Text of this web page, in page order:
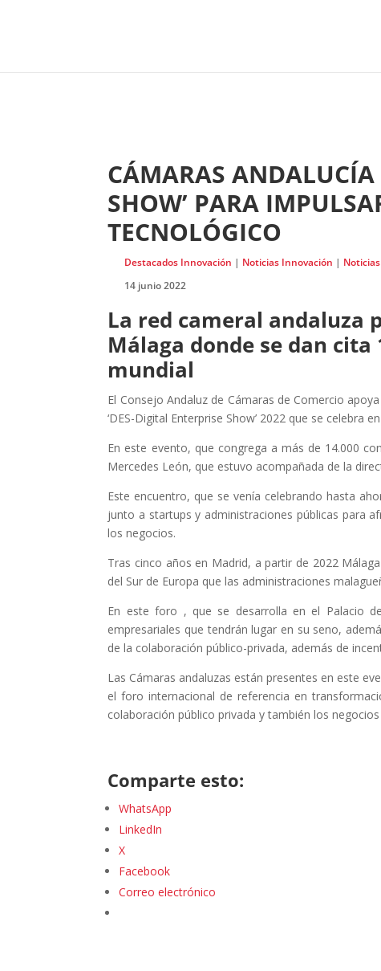
CÁMARAS ANDALUCÍA
SHOW’ PARA
TECNOLÓGICO
Destacados Innovación | Noticias Innovación |
14 junio 2022
La red cameral andaluza
Málaga donde se dan
mundial
El Consejo Andaluz de Cámaras de Comercio
‘DES-Digital Enterprise Show’ 2022 que se
En este evento, que congrega a más de 14.000
Mercedes León, que estuvo acompañada de la
Este encuentro, que se venía celebrando hasta
junto a startups y administraciones públicas para
los negocios.
Tras cinco años en Madrid, a partir de 2022
del Sur de Europa que las administraciones
En este foro , que se desarrolla en el Palacio
empresariales que tendrán lugar en su seno,
de la colaboración público-privada, además de
Las Cámaras andaluzas están presentes en este
el foro internacional de referencia en
colaboración público privada y también los
Comparte esto:
WhatsApp
LinkedIn
X
Facebook
Correo electrónico